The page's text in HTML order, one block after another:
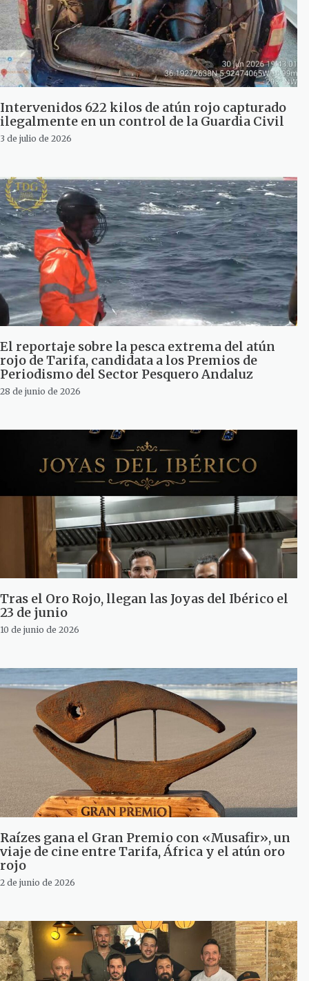
Intervenidos 622 kilos de atún rojo capturado
ilegalmente en un control de la Guardia Civil
3 de julio de 2026
El reportaje sobre la pesca extrema del atún
rojo de Tarifa, candidata a los Premios de
Periodismo del Sector Pesquero Andaluz
28 de junio de 2026
Tras el Oro Rojo, llegan las Joyas del Ibérico el
23 de junio
10 de junio de 2026
Raízes gana el Gran Premio con «Musafir», un
viaje de cine entre Tarifa, África y el atún oro
rojo
2 de junio de 2026